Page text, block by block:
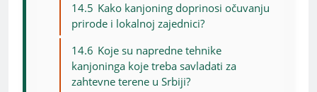
14.5 Kako kanjoning doprinosi očuvanju
prirode i lokalnoj zajednici?
14.6 Koje su napredne tehnike
kanjoninga koje treba savladati za
zahtevne terene u Srbiji?